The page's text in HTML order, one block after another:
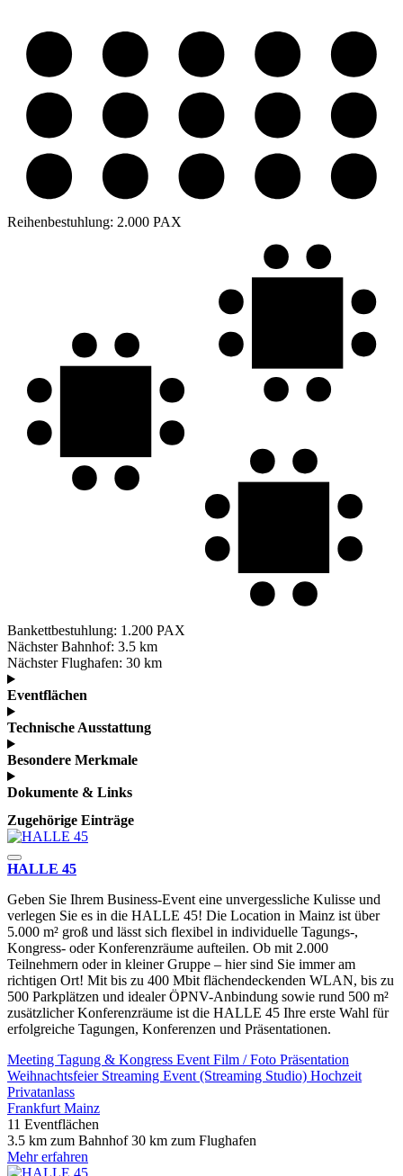
Reihenbestuhlung: 2.000 PAX
Bankettbestuhlung: 1.200 PAX
Nächster Bahnhof: 3.5 km
Nächster Flughafen: 30 km
Eventflächen
Technische Ausstattung
Besondere Merkmale
Dokumente & Links
Zugehörige Einträge
HALLE 45
Geben Sie Ihrem Business-Event eine unvergessliche Kulisse und
verlegen Sie es in die HALLE 45! Die Location in Mainz ist über
5.000 m² groß und lässt sich flexibel in individuelle Tagungs-,
Kongress- oder Konferenzräume aufteilen. Ob mit 2.000
Teilnehmern oder in kleiner Gruppe – hier sind Sie immer am
richtigen Ort! Mit bis zu 400 Mbit flächendeckenden WLAN, bis zu
500 Parkplätzen und idealer ÖPNV-Anbindung sowie rund 500 m²
zusätzlicher Konferenzräume ist die HALLE 45 Ihre erste Wahl für
erfolgreiche Tagungen, Konferenzen und Präsentationen.
Meeting Tagung & Kongress Event Film / Foto Präsentation
Weihnachtsfeier Streaming Event (Streaming Studio) Hochzeit
Privatanlass
Frankfurt Mainz
11 Eventflächen
3.5 km zum Bahnhof30 km zum Flughafen
Mehr erfahren